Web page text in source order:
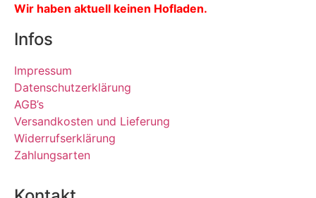
Wir haben aktuell keinen Hofladen.
Infos
Impressum
Datenschutzerklärung
AGB’s
Versandkosten und Lieferung
Widerrufserklärung
Zahlungsarten